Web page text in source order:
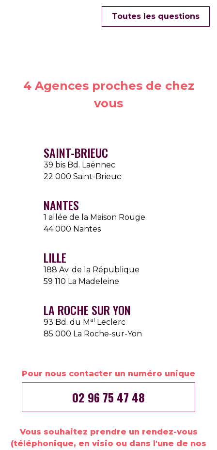
Toutes les questions
4 Agences proches de chez
vous
SAINT-BRIEUC
39 bis Bd. Laënnec
22 000 Saint-Brieuc
NANTES
1 allée de la Maison Rouge
44 000 Nantes
LILLE
188 Av. de la République
59 110 La Madeleine
LA ROCHE SUR YON
93 Bd. du M al Leclerc
85 000 La Roche-sur-Yon
Pour nous contacter un numéro unique
02 96 75 47 48
Vous souhaitez prendre un rendez-vous
(téléphonique, en visio ou dans l'une de nos